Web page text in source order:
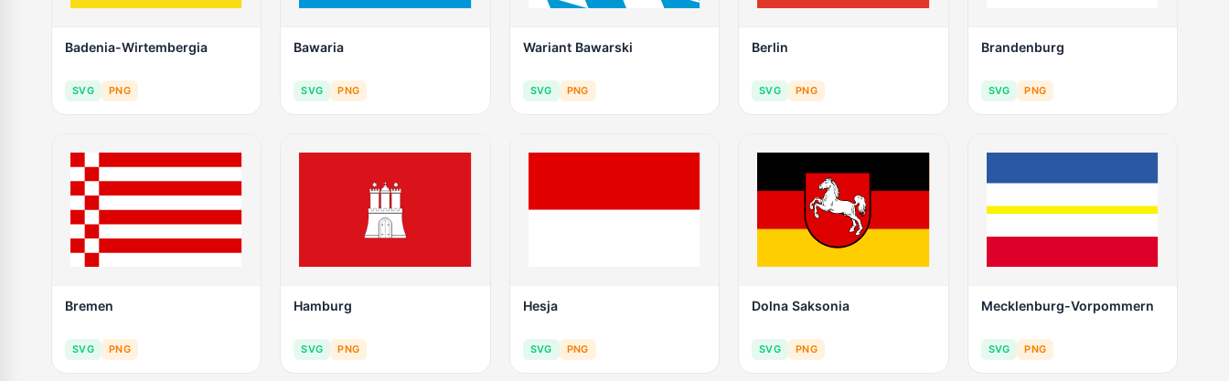
Badenia-Wirtembergia
SVG PNG
Bawaria
SVG PNG
Wariant Bawarski
SVG PNG
Berlin
SVG PNG
Brandenburg
SVG PNG
Bremen
SVG PNG
Hamburg
SVG PNG
Hesja
SVG PNG
Dolna Saksonia
SVG PNG
Mecklenburg-Vorpommern
SVG PNG